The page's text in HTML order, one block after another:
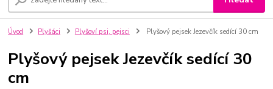
Úvod Plyšáci Plyšoví psi, pejsci Plyšový pejsek Jezevčík sedící 30 cm
Plyšový pejsek Jezevčík sedící 30
cm